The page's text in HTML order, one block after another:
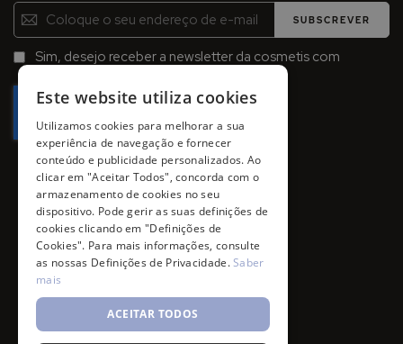
Inscreva-
se
na
Newsletter:
SUBSCREVER
Sim, desejo receber a newsletter da cosmetis com
Este website utiliza cookies
Utilizamos cookies para melhorar a sua
experiência de navegação e fornecer
conteúdo e publicidade personalizados. Ao
clicar em "Aceitar Todos", concorda com o
armazenamento de cookies no seu
dispositivo. Pode gerir as suas definições de
cookies clicando em "Definições de
Cookies". Para mais informações, consulte
as nossas Definições de Privacidade.Saber
mais
ACEITAR TODOS